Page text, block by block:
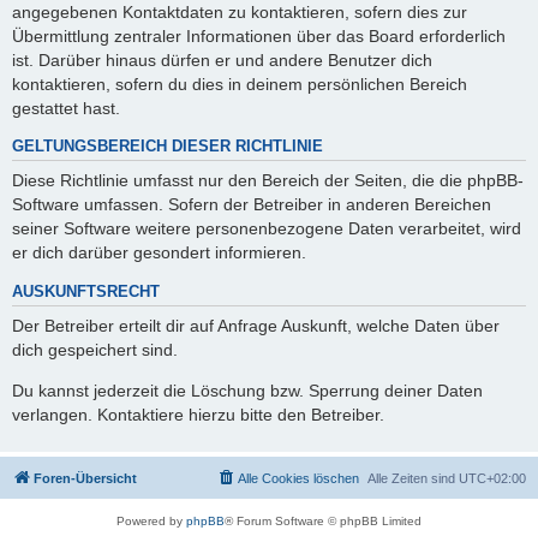
angegebenen Kontaktdaten zu kontaktieren, sofern dies zur
Übermittlung zentraler Informationen über das Board erforderlich
ist. Darüber hinaus dürfen er und andere Benutzer dich
kontaktieren, sofern du dies in deinem persönlichen Bereich
gestattet hast.
GELTUNGSBEREICH DIESER RICHTLINIE
Diese Richtlinie umfasst nur den Bereich der Seiten, die die phpBB-
Software umfassen. Sofern der Betreiber in anderen Bereichen
seiner Software weitere personenbezogene Daten verarbeitet, wird
er dich darüber gesondert informieren.
AUSKUNFTSRECHT
Der Betreiber erteilt dir auf Anfrage Auskunft, welche Daten über
dich gespeichert sind.
Du kannst jederzeit die Löschung bzw. Sperrung deiner Daten
verlangen. Kontaktiere hierzu bitte den Betreiber.
Foren-Übersicht Alle Zeiten sind UTC+02:00
Alle Cookies löschen
Powered by phpBB® Forum Software © phpBB Limited